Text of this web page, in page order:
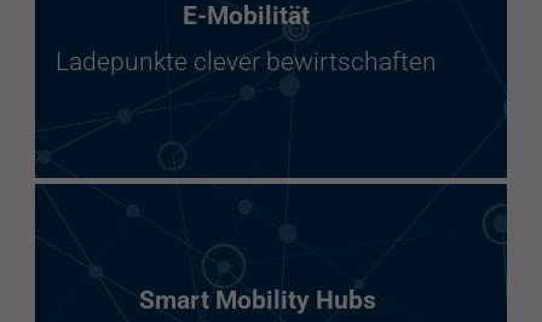
E-Mobilität
Ladepunkte clever bewirtschaften
Smart Mobility Hubs